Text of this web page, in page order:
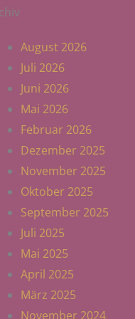
August 2026
Juli 2026
Juni 2026
Mai 2026
Februar 2026
Dezember 2025
November 2025
Oktober 2025
September 2025
Juli 2025
Mai 2025
April 2025
März 2025
November 2024